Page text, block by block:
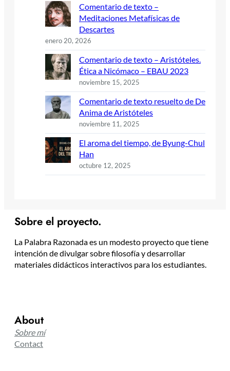
Comentario de texto –
Meditaciones Metafísicas de
Descartes
enero 20, 2026
Comentario de texto – Aristóteles.
Ética a Nicómaco – EBAU 2023
noviembre 15, 2025
Comentario de texto resuelto de De
Anima de Aristóteles
noviembre 11, 2025
El aroma del tiempo, de Byung-Chul
Han
octubre 12, 2025
Sobre el proyecto.
La Palabra Razonada es un modesto proyecto que tiene
intención de divulgar sobre filosofía y desarrollar
materiales didácticos interactivos para los estudiantes.
About
Sobre mí
Contact